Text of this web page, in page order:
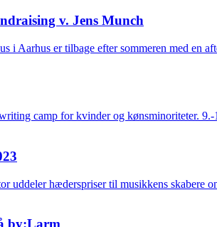
v. Jens Munch
i Aarhus er tilbage efter sommeren med en
camp for kvinder og kønsminoriteter.
uddeler hæderspriser til musikkens skabere